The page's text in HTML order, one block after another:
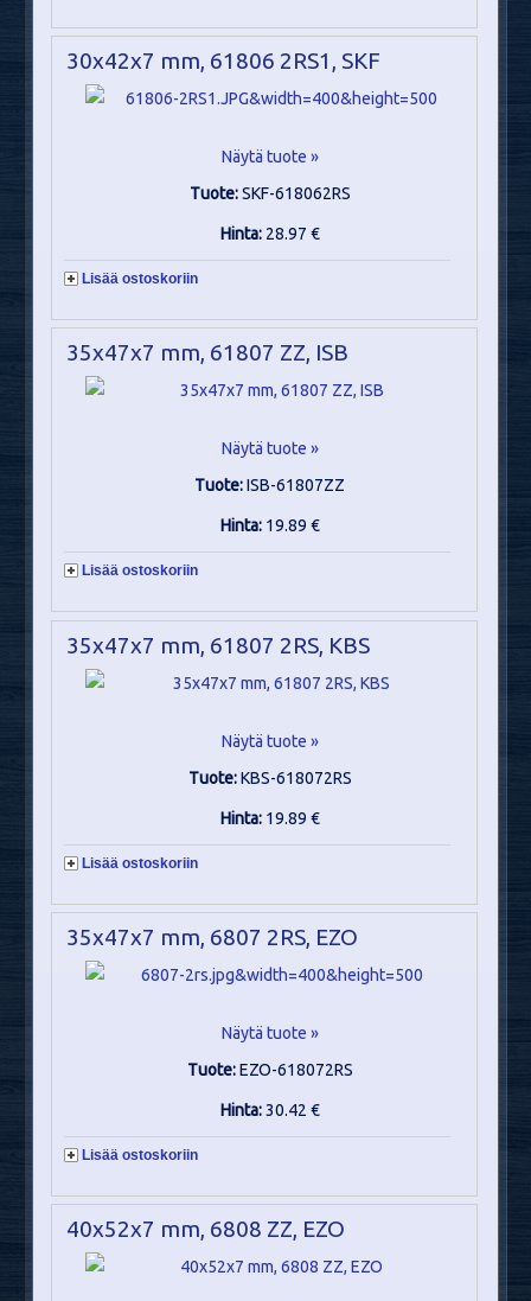
30x42x7 mm, 61806 2RS1, SKF
Näytä tuote »
Tuote:SKF-618062RS
Hinta: 28.97 €
Lisää ostoskoriin
35x47x7 mm, 61807 ZZ, ISB
Näytä tuote »
Tuote:ISB-61807ZZ
Hinta: 19.89 €
Lisää ostoskoriin
35x47x7 mm, 61807 2RS, KBS
Näytä tuote »
Tuote:KBS-618072RS
Hinta: 19.89 €
Lisää ostoskoriin
35x47x7 mm, 6807 2RS, EZO
Näytä tuote »
Tuote:EZO-618072RS
Hinta:30.42 €
Lisää ostoskoriin
40x52x7 mm, 6808 ZZ, EZO